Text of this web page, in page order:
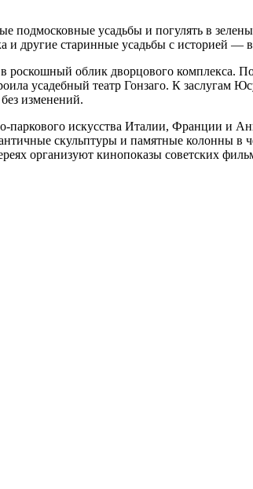
подмосковные усадьбы и погулять в
и другие старинные усадьбы с историей —
роскошный облик дворцового комплекса.
усадебный театр Гонзаго. К заслугам
изменений.
паркового искусства Италии, Франции и
скульптуры и памятные колонны в
организуют кинопоказы советских